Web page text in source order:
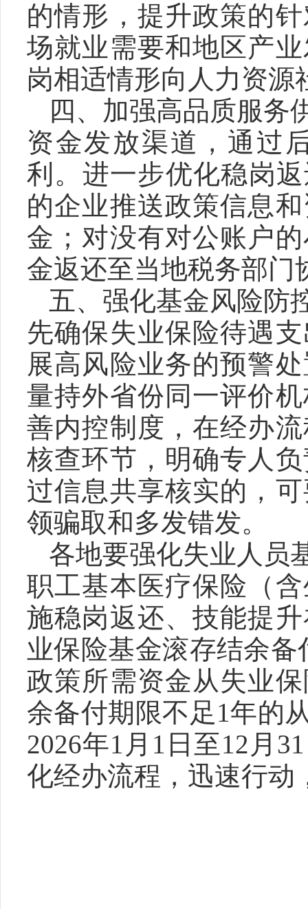
的情形，提升政策的
场就业需要和地区产
岗相适情形向人力资源
四、加强高品质服务
资金发放渠道，通过
利。进一步优化稳岗
的企业推送政策信息
金；对没有对公账户
金返还至当地税务部门
五、强化基金风险防
先确保失业保险待遇
展高风险业务的预警
量持外省份同一评价
善内控制度，在经办
核查环节，明确专人
过信息共享核实的，
领骗取和多发错发。
各地要强化失业人员
职工基本医疗保险（
施稳岗返还、技能提
业保险基金滚存结余
政策所需资金从失业
余备付期限不足1年的
2026年1月1日至12月
化经办流程，迅速行动